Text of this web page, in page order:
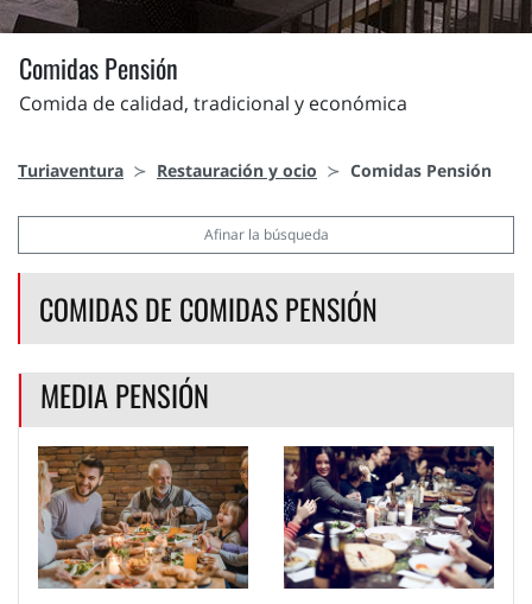
Comidas Pensión
Comida de calidad, tradicional y económica
Turiaventura Restauración y ocio Comidas Pensión
Afinar la búsqueda
COMIDAS DE COMIDAS PENSIÓN
MEDIA PENSIÓN